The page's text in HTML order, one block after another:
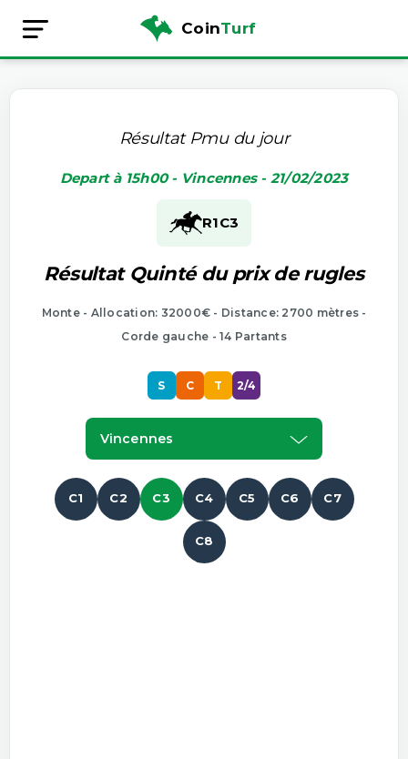
CoinTurf
Résultat Pmu du jour
Depart à 15h00 - Vincennes - 21/02/2023
R1C3
Résultat Quinté du prix de rugles
Monte - Allocation: 32000€ - Distance: 2700 mètres -
Corde gauche - 14 Partants
S C T 2/4
Vincennes
C1 C2 C3 C4 C5 C6 C7
C8